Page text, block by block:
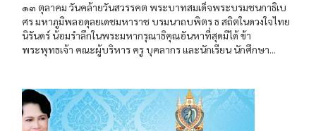
๑๓ ตุลาคม วันคล้ายวันสวรรคต พระบาทสมเด็จพระบรมชนกาธิเบ
ศร มหาภูมิพลอดุลยเดชมหาราช บรมนาถบพิตร ธ สถิตในดวงใจไทย
นิรันดร์ น้อมรำลึกในพระมหากรุณาธิคุณอันหาที่สุดมิได้ ข้า
พระพุทธเจ้า คณะผู้บริหาร ครู บุคลากร และนักเรียน นักศึกษา...